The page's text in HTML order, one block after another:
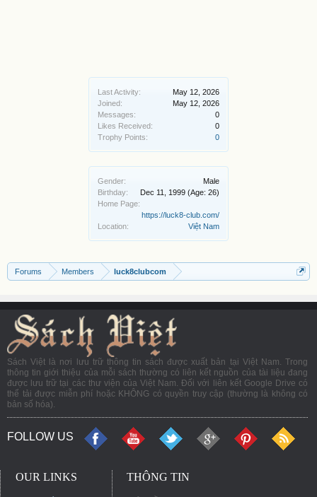
Last Activity:
May 12, 2026
Joined:
May 12, 2026
Messages:
0
Likes Received:
0
Trophy Points:
0
Gender:
Male
Birthday:
Dec 11, 1999 (Age: 26)
Home Page:
https://luck8-club.com/
Location:
Việt Nam
Forums Members luck8clubcom
Sách Việt là nơi lưu trữ thông tin sách được xuất bản tại Việt Nam. Trong
thông tin giới thiệu của mỗi sách thường có liên kết nguồn của tài liệu đang
được lưu trữ tại các thư viện của Việt Nam. Đối với liên kết Google Drive có
thể tải được miễn phí hoặc KHÔNG có quyền truy cập (thường là không có
bản số hóa).
FOLLOW US
OUR LINKS THÔNG TIN